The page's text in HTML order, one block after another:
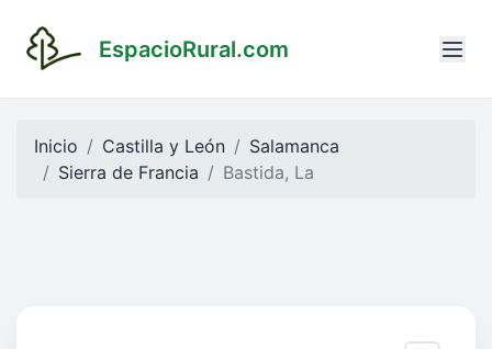
EspacioRural.com
Inicio Castilla y León
Salamanca
Sierra de Francia
Bastida, La